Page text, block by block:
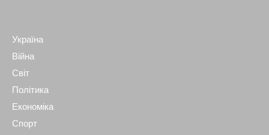
Україна
Війна
Світ
Політика
Економіка
Спорт